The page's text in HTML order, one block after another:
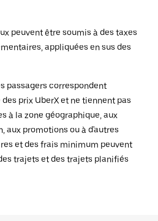
peuvent être soumis à des taxes
appliquées en sus des
passagers correspondent
prix UberX et ne tiennent pas
à la zone géographique, aux
aux promotions ou à d'autres
et des frais minimum peuvent
trajets et des trajets planifiés